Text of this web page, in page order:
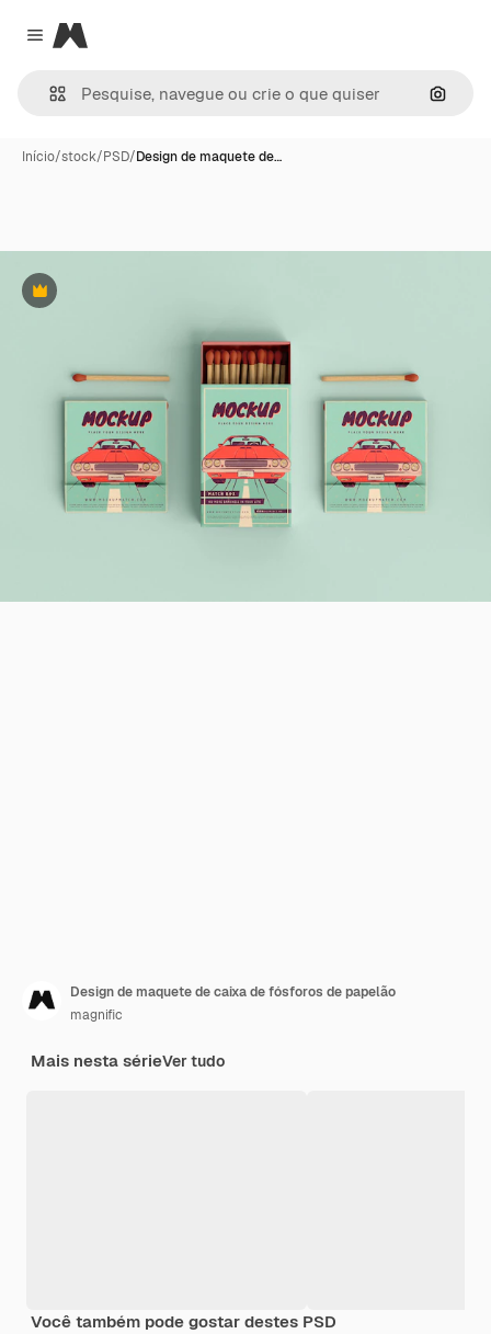
Close menu
Magnific
Início/stock/PSD/Design de maquete de…
Premium
Design de maquete de caixa de fósforos de papelão
magnific
Mais nesta sérieVer tudo
Você também pode gostar destes PSD